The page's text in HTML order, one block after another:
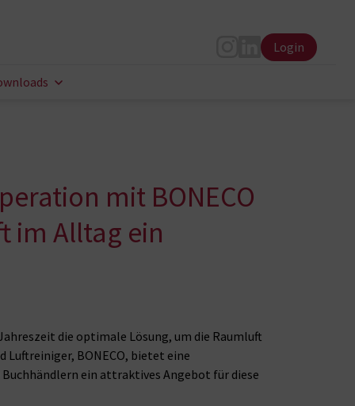
Instagram
LinkedIn
Login
mit BONECO
im Alltag ein
die optimale Lösung, um die Raumluft
Luftreiniger, BONECO, bietet eine
ein attraktives Angebot für diese